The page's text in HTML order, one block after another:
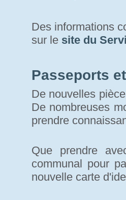
Des informations
sur le site du
Passeports
De nouvelles
De nombreuses
prendre
Que prendre
communal pour
nouvelle carte